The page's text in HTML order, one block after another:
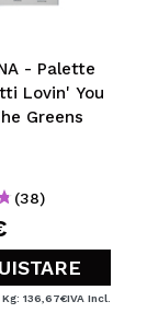
- Palette
Lovin' You
Greens
(38)
136,67€IVA Incl.